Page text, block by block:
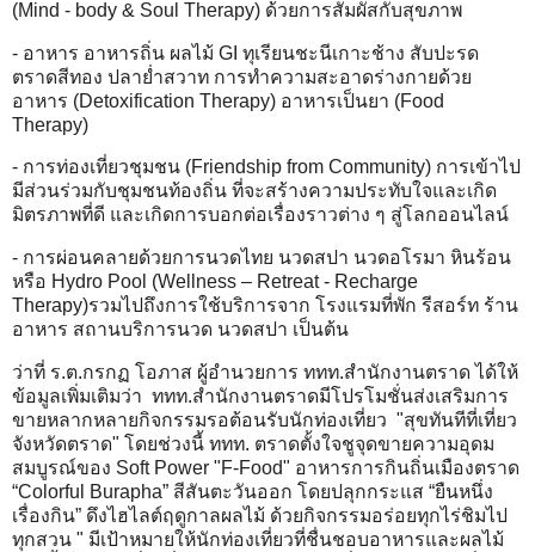
(Mind - body & Soul Therapy) ด้วยการสัมผัสกับสุขภาพ
- อาหาร อาหารถิ่น ผลไม้ GI ทุเรียนชะนีเกาะช้าง สับปะรด
ตราดสีทอง ปลาย่ำสวาท การทำความสะอาดร่างกายด้วย
อาหาร (Detoxification Therapy) อาหารเป็นยา (Food
Therapy)
- การท่องเที่ยวชุมชน (Friendship from Community) การเข้าไป
มีส่วนร่วมกับชุมชนท้องถิ่น ที่จะสร้างความประทับใจและเกิด
มิตรภาพที่ดี และเกิดการบอกต่อเรื่องราวต่าง ๆ สู่โลกออนไลน์
- การผ่อนคลายด้วยการนวดไทย นวดสปา นวดอโรมา หินร้อน
หรือ Hydro Pool (Wellness – Retreat - Recharge
Therapy)รวมไปถึงการใช้บริการจาก โรงแรมที่พัก รีสอร์ท ร้าน
อาหาร สถานบริการนวด นวดสปา เป็นต้น
ว่าที่ ร.ต.กรกฏ โอภาส ผู้อำนวยการ ททท.สำนักงานตราด ได้ให้
ข้อมูลเพิ่มเติมว่า ททท.สำนักงานตราดมีโปรโมชั่นส่งเสริมการ
ขายหลากหลายกิจกรรมรอต้อนรับนักท่องเที่ยว "สุขทันทีที่เที่ยว
จังหวัดตราด" โดยช่วงนี้ ททท. ตราดตั้งใจชูจุดขายความอุดม
สมบูรณ์ของ Soft Power "F-Food" อาหารการกินถิ่นเมืองตราด
“Colorful Burapha” สีสันตะวันออก โดยปลุกกระแส “ยืนหนึ่ง
เรื่องกิน” ดึงไฮไลต์ฤดูกาลผลไม้ ด้วยกิจกรรมอร่อยทุกไร่ชิมไป
ทุกสวน " มีเป้าหมายให้นักท่องเที่ยวที่ชื่นชอบอาหารและผลไม้